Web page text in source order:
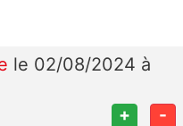
le 02/08/2024 à
+ -